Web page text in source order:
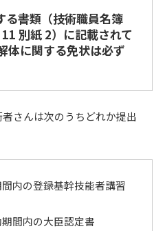
書類（技術職員名簿
11 別紙 2）に記載されて
に関する免状は必ず
さんは次のうちどれか提出
内の登録基幹技能者講習
間内の大臣認定書